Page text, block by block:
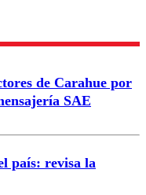
de Carahue por
SAE
país: revisa la